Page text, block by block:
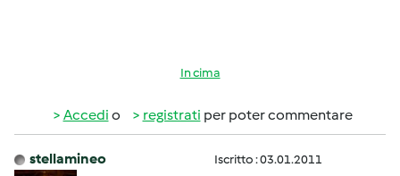
In cima
Accedi o registrati per poter commentare
stellamineo Iscritto : 03.01.2011